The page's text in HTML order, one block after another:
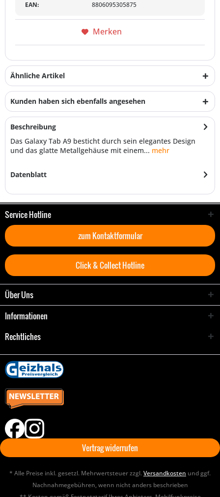
EAN:
8806095305875
Merken
Ähnliche Artikel
Kunden haben sich ebenfalls angesehen
Beschreibung
Das Galaxy Tab A9 besticht durch sein elegantes Design
und das glatte Metallgehäuse mit einem... mehr
Datenblatt
Service Hotline
zum Kontaktformular
Click & Collect Hotline
Über Uns
Informationen
Rechtliches
Vertrag widerrufen
* Alle Preise inkl. gesetzl. Mehrwertsteuer zzgl.Versandkosten und ggf.
Nachnahmegebühren, wenn nicht anders beschrieben